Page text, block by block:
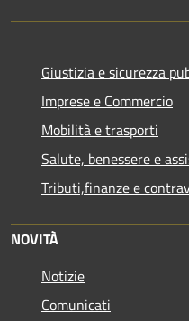
Giustizia e sicurezza
Imprese e Commercio
Mobilità e trasporti
Salute, benessere e
Tributi,finanze e
NOVITÀ
Notizie
Comunicati